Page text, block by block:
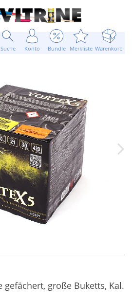
Suche Konto Bundle Merkliste Warenkorb
gefächert, große Buketts, Kal.